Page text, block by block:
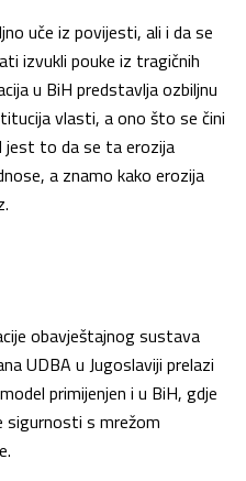
uče iz povijesti, ali i da se
izvukli pouke iz tragičnih
u BiH predstavlja ozbiljnu
vlasti, a ono što se čini
jest to da se ta erozija
a znamo kako erozija
obavještajnog sustava
UDBA u Jugoslaviji prelazi
primijenjen i u BiH, gdje
sigurnosti s mrežom